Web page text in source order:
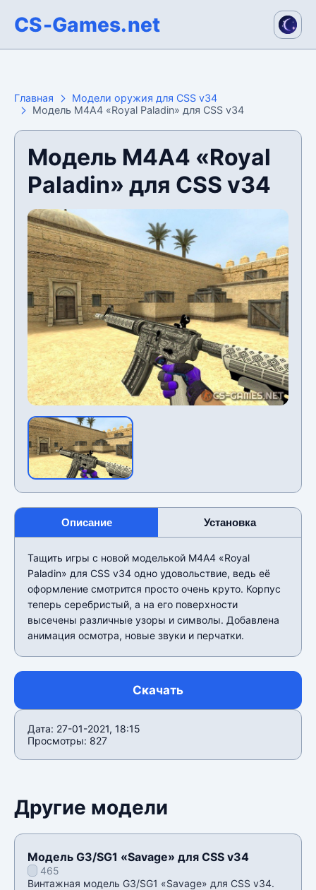
CS-Games.net
Главная
Модели оружия для CSS v34
Модель М4А4 «Royal Paladin» для CSS v34
Модель М4А4 «Royal
Paladin» для CSS v34
Описание Установка
Тащить игры с новой моделькой М4А4 «Royal
Paladin» для CSS v34 одно удовольствие, ведь её
оформление смотрится просто очень круто. Корпус
теперь серебристый, а на его поверхности
высечены различные узоры и символы. Добавлена
анимация осмотра, новые звуки и перчатки.
Скачать
Дата: 27-01-2021, 18:15
Просмотры: 827
Другие модели
Модель G3/SG1 «Savage» для CSS v34
465
Винтажная модель G3/SG1 «Savage» для CSS v34.